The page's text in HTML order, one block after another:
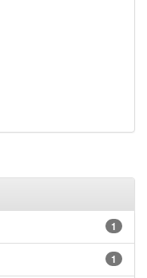
1
1